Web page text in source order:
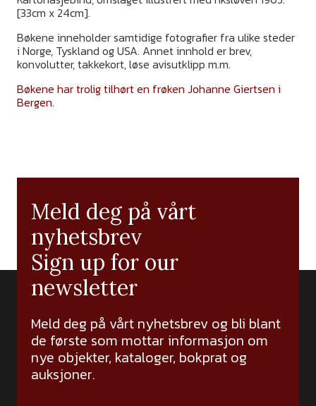
[33cm x 24cm].
Bøkene inneholder samtidige fotografier fra ulike steder
i Norge, Tyskland og USA. Annet innhold er brev,
konvolutter, takkekort, løse avisutklipp m.m.
Bøkene har trolig tilhørt en frøken Johanne Giertsen i
Bergen.
Meld deg på vårt
nyhetsbrev
Sign up for our
newsletter
Meld deg på vårt nyhetsbrev og bli blant
de første som mottar informasjon om
nye objekter, kataloger, bokprat og
auksjoner.